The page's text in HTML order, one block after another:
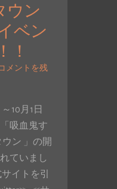
ウン
ベン
！
メントを残
10月1日
吸血鬼す
ウン 」の開
ていまし
イトを引